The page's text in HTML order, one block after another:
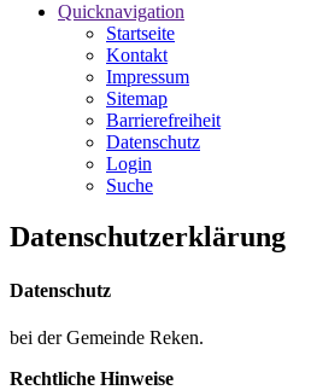
Quicknavigation
Startseite
Kontakt
Impressum
Sitemap
Barrierefreiheit
Datenschutz
Login
Suche
Datenschutzerklärung
Datenschutz
bei der Gemeinde Reken.
Rechtliche Hinweise